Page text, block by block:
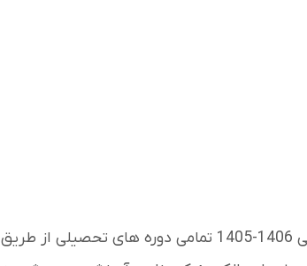
ثبت سفارش و توزیع کتاب های درسی سال تحصیلی 1406-1405 تمامی دوره های تحصیلی از طریق